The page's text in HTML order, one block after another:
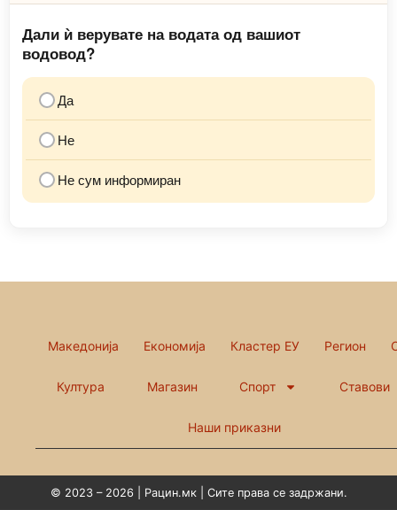
Дали ѝ верувате на водата од вашиот
водовод?
Да
Не
Не сум информиран
Македонија Економија Кластер ЕУ Регион
Култура Магазин Спорт Ставови
Наши приказни
© 2023 – 2026 | Рацин.мк | Сите права се задржани.